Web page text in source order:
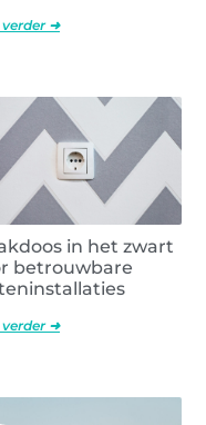
verder ➜
in het zwart
betrouwbare
verder ➜